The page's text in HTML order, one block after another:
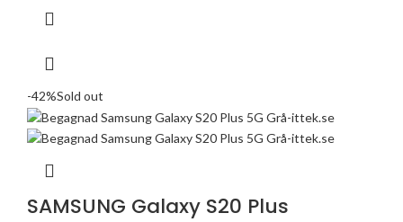
-42%Sold out
SAMSUNG Galaxy S20 Plus